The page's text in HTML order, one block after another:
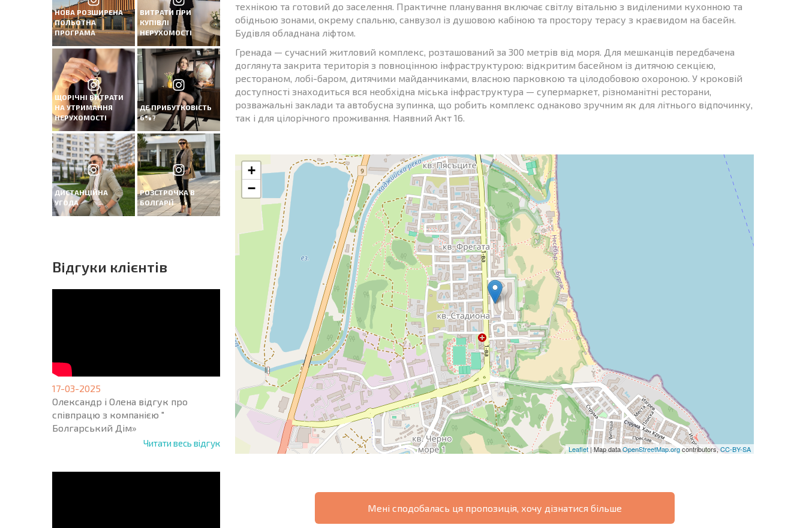
НОВА РОЗШИРЕНА
ПОЛЬОТНА
ПРОГРАМА
ВИТРАТИ ПРИ
КУПІВЛІ
НЕРУХОМОСТІ
ЩОРІЧНІ ВИТРАТИ
НА УТРИМАННЯ
НЕРУХОМОСТІ
ДЕ ПРИБУТКОВІСТЬ
6%?
ДИСТАНЦІЙНА
УГОДА
РОЗСТРОЧКА В
БОЛГАРІЇ
Вiдгуки клієнтів
17-03-2025
Олександр і Олена відгук про
співпрацю з компанією "
Болгарський Дім»
Читати весь відгук
технікою та готовий до заселення. Практичне планування включає світлу вітальню з виділеними кухонною та
обідньою зонами, окрему спальню, санвузол із душовою кабіною та простору терасу з краєвидом на басейн.
Будівля обладнана ліфтом.
Гренада — сучасний житловий комплекс, розташований за 300 метрів від моря. Для мешканців передбачена
доглянута закрита територія з повноцінною інфраструктурою: відкритим басейном із дитячою секцією,
рестораном, лобі-баром, дитячими майданчиками, власною парковкою та цілодобовою охороною. У кроковій
доступності знаходиться вся необхідна міська інфраструктура — супермаркет, різноманітні ресторани,
розважальні заклади та автобусна зупинка, що робить комплекс однаково зручним як для літнього відпочинку,
так і для цілорічного проживання. Наявний Акт 16.
+
−
Leaflet | Map dataOpenStreetMap.orgcontributors,CC-BY-SA
Мені сподобалась ця пропозиція, хочу дізнатися більше